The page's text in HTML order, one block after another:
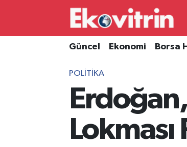
Güncel Ekonomi Borsa
POLITIKA
Lokması
Güncel
Borsa Haberleri
Hava Durumu
Süper Lig Puan Durumu ve Fikstür
Tüm Manşetler
Son Dakika Haberleri